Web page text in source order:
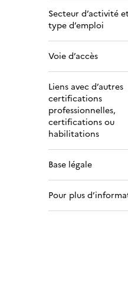
Secteur d’activité
type d’emploi
Voie d’accès
Liens avec d’autres
certifications
professionnelles,
certifications ou
habilitations
Base légale
Pour plus